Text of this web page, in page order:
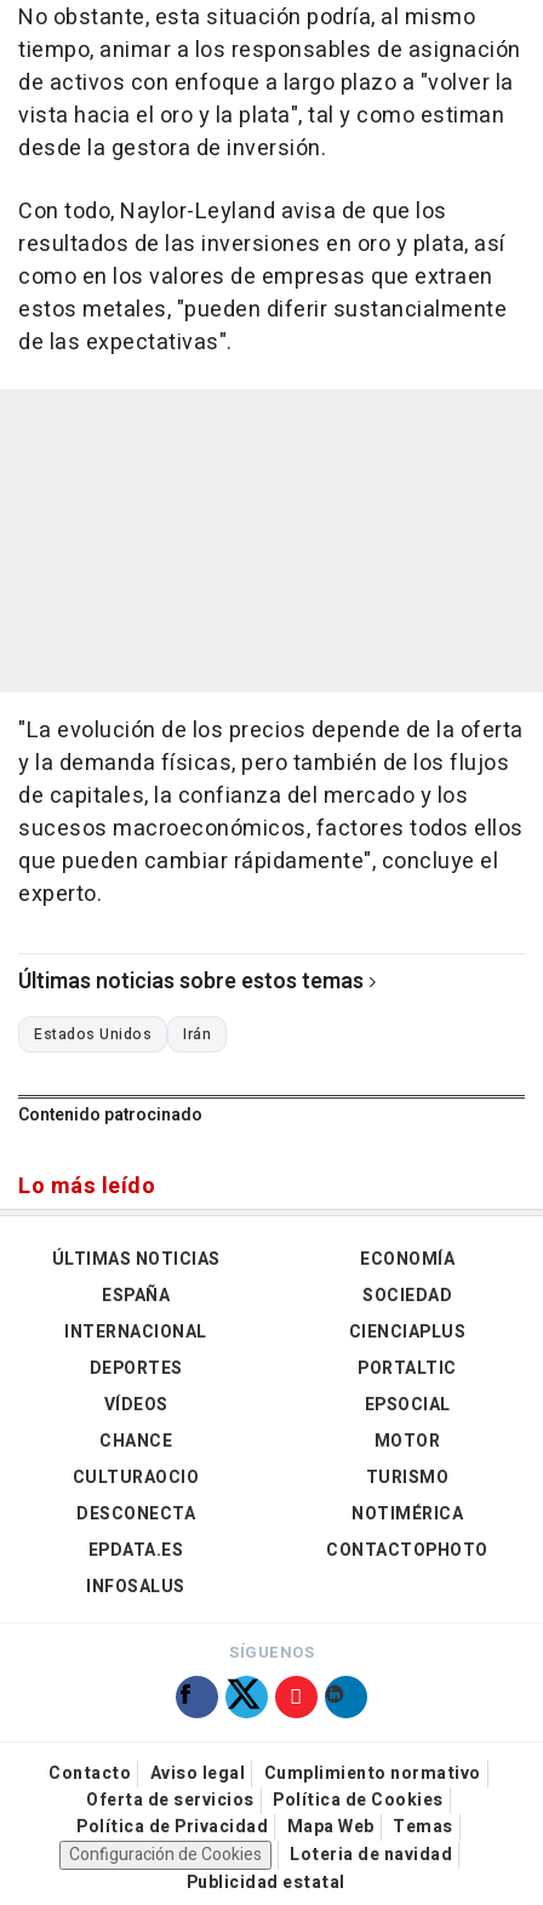
No obstante, esta situación podría, al mismo
tiempo, animar a los responsables de asignación
de activos con enfoque a largo plazo a "volver la
vista hacia el oro y la plata", tal y como estiman
desde la gestora de inversión.
Con todo, Naylor-Leyland avisa de que los
resultados de las inversiones en oro y plata, así
como en los valores de empresas que extraen
estos metales, "pueden diferir sustancialmente
de las expectativas".
"La evolución de los precios depende de la oferta
y la demanda físicas, pero también de los flujos
de capitales, la confianza del mercado y los
sucesos macroeconómicos, factores todos ellos
que pueden cambiar rápidamente", concluye el
experto.
Últimas noticias sobre estos temas
Estados Unidos Irán
Contenido patrocinado
Lo más leído
ÚLTIMAS NOTICIAS
ESPAÑA
INTERNACIONAL
DEPORTES
VÍDEOS
ECONOMÍA
SOCIEDAD
CIENCIAPLUS
PORTALTIC
EPSOCIAL
CHANCE
CULTURAOCIO
DESCONECTA
EPDATA.ES
INFOSALUS
MOTOR
TURISMO
NOTIMÉRICA
CONTACTOPHOTO
SÍGUENOS
Contacto Aviso legal
Cumplimiento normativo
Oferta de servicios
Política de Cookies
Política de Privacidad
Mapa Web
Temas
Configuración de Cookies
Loteria de navidad
Publicidad estatal